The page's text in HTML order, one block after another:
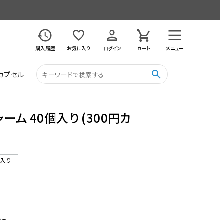
購入履歴 お気に入り ログイン カート メニュー
プセル search
ーム 40個入り (300円カ
り